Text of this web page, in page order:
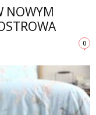
NOWYM
0